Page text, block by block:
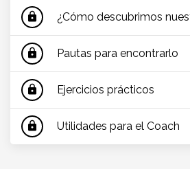
lock ¿Cómo descubrimos
lock Pautas para encontrarlo
lock Ejercicios prácticos
lock Utilidades para el Coach